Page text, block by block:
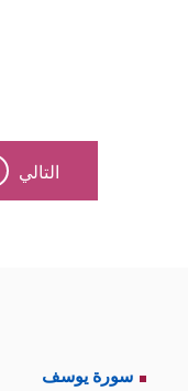
التالي
سورة يوسف